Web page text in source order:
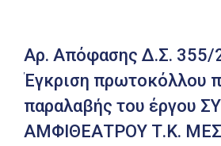
Υπηρεσίες
Του
Δήμου
Προσκλήσεις
Αρ. Απόφασης Δ.Σ. 355/
Έγκριση πρωτοκόλλου
παραλαβής του έργου
ΑΜΦΙΘΕΑΤΡΟΥ Τ.Κ.